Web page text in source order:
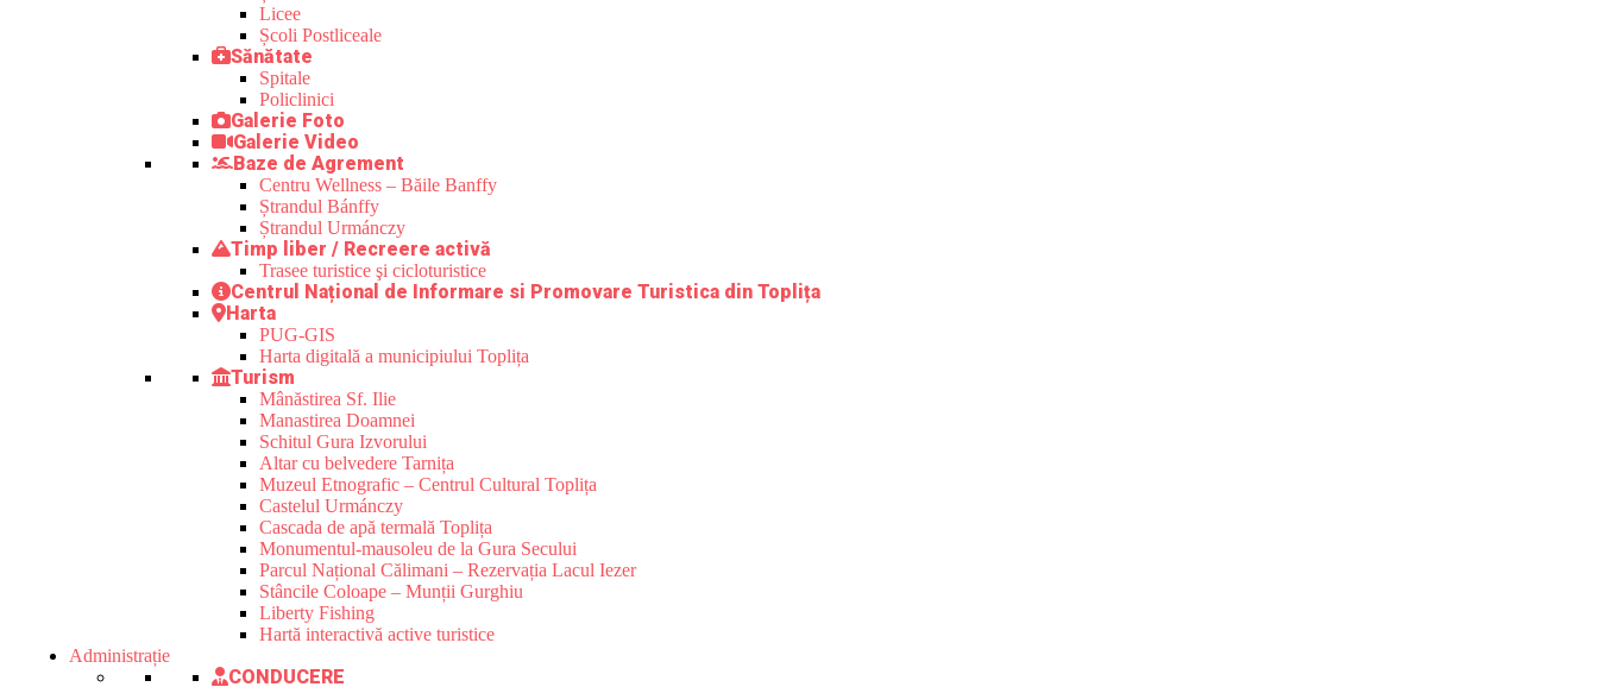
Licee
Școli Postliceale
Sănătate
Spitale
Policlinici
Galerie Foto
Galerie Video
Baze de Agrement
Centru Wellness – Băile Banffy
Ștrandul Bánffy
Ștrandul Urmánczy
Timp liber / Recreere activă
Trasee turistice şi cicloturistice
Centrul Național de Informare si Promovare Turistica din Toplița
Harta
PUG-GIS
Harta digitală a municipiului Toplița
Turism
Mânăstirea Sf. Ilie
Manastirea Doamnei
Schitul Gura Izvorului
Altar cu belvedere Tarnița
Muzeul Etnografic – Centrul Cultural Toplița
Castelul Urmánczy
Cascada de apă termală Toplița
Monumentul-mausoleu de la Gura Secului
Parcul Național Călimani – Rezervația Lacul Iezer
Stâncile Coloape – Munții Gurghiu
Liberty Fishing
Hartă interactivă active turistice
Administrație
CONDUCERE